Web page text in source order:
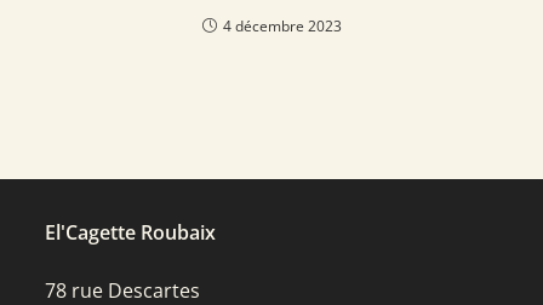
4 décembre 2023
El'Cagette Roubaix
78 rue Descartes